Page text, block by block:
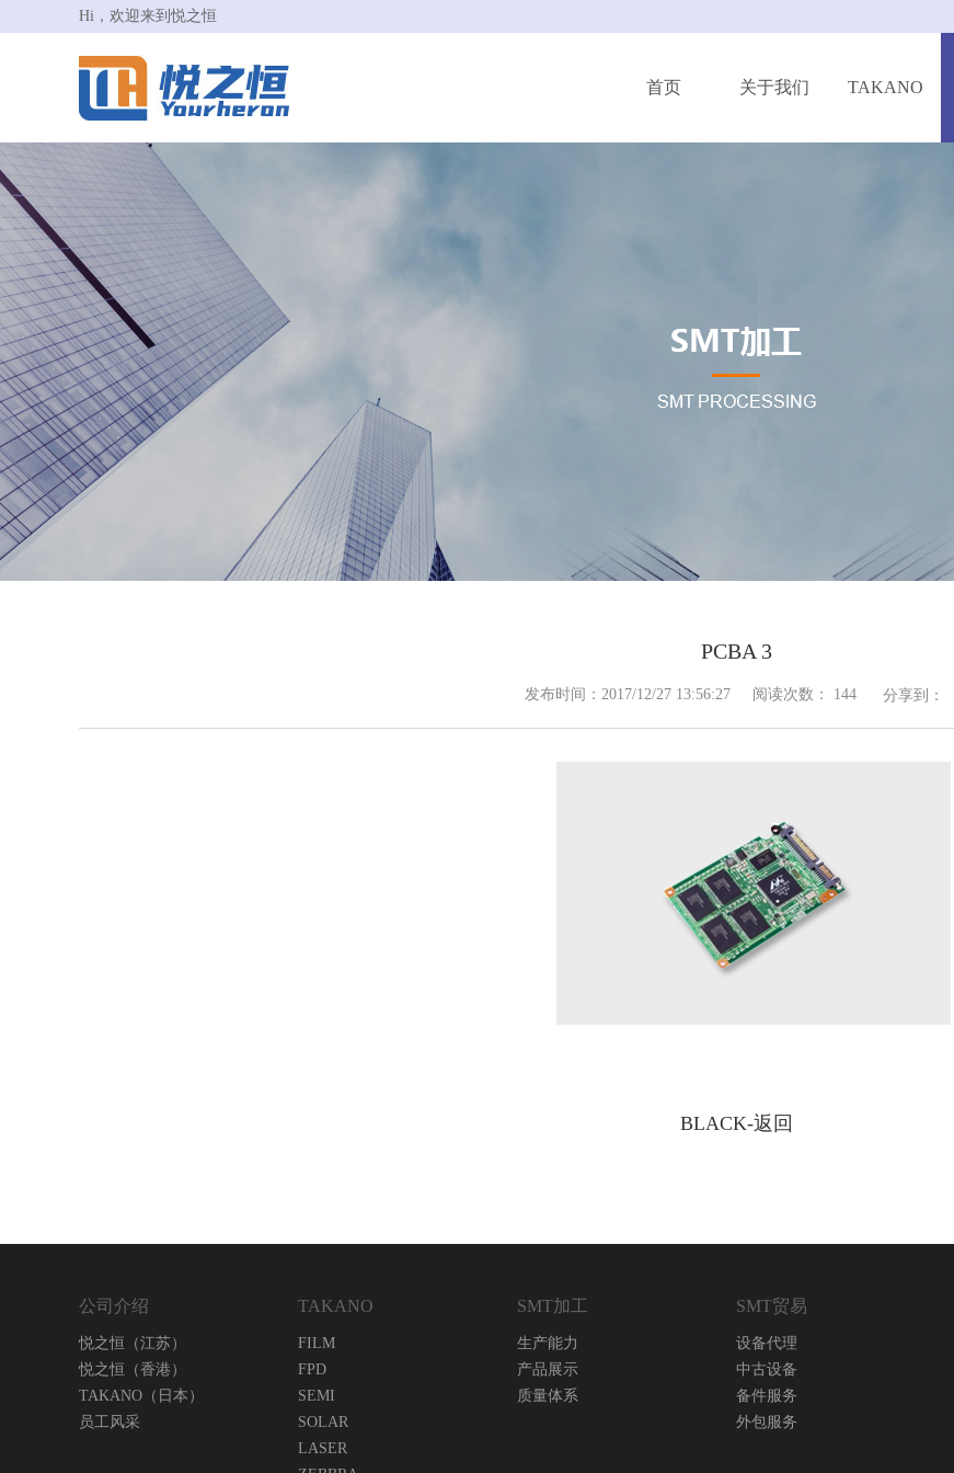
Hi，欢迎来到悦之恒
首页 关于我们 TAKANO
PCBA 3
发布时间：2017/12/27 13:56:27 阅读次数： 144 分享到：
BLACK-返回
公司介绍
悦之恒（江苏）
悦之恒（香港）
TAKANO（日本）
员工风采
TAKANO
FILM
FPD
SEMI
SOLAR
LASER
SMT加工
生产能力
产品展示
质量体系
SMT贸易
设备代理
中古设备
备件服务
外包服务